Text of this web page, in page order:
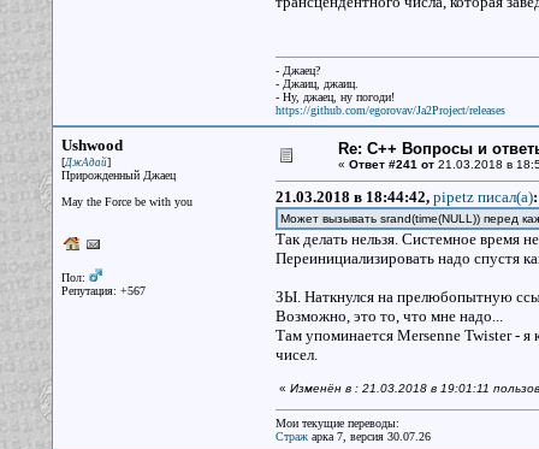
- Джаец?
- Джаиц, джаиц.
- Ну, джаец, ну погоди!
https://github.com/egorovav/Ja2Project/releases
Ushwood
[ДжАдай]
Прирожденный Джаец
May the Force be with you
Пол:
Репутация: +567
Re: С++ Вопросы и
« Ответ #241 от21.03.2018 в
21.03.2018 в 18:44:42, pipetz писал(a):
Может вызывать srand(time(NULL)) перед
Так делать нельзя. Системное время
Переинициализировать надо спустя
ЗЫ. Наткнулся на прелюбопытную
Возможно, это то, что мне надо...
Там упоминается Mersenne Twister - я
чисел.
« Изменён в : 21.03.2018 в 19:01:11
Мои текущие переводы:
Стражарка 7, версия 30.07.26